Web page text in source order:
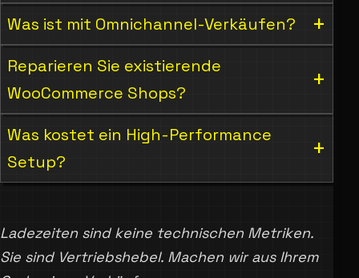
Was ist mit Omnichannel-Verkäufen?
Reparieren Sie existierende
WooCommerce Shops?
Was kostet ein High-Performance
Setup?
Ladezeiten sind keine technischen Metriken.
Sie sind Vertriebshebel. Machen wir aus Ihrem